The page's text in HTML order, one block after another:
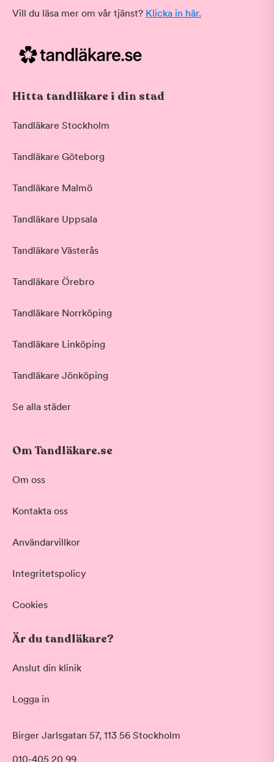
Akut tandvård
Basundersökning
Morgon
Vill du läsa mer om vår tjänst? Klicka in här.
Hitta tandläkare i din stad
Tandläkare Stockholm
Tandläkare Göteborg
Tandläkare Malmö
Tandläkare Uppsala
Tandläkare Västerås
Tandläkare Örebro
Tandläkare Norrköping
Tandläkare Linköping
Tandläkare Jönköping
Se alla städer
Om Tandläkare.se
Om oss
Kontakta oss
Användarvillkor
Integritetspolicy
Cookies
Är du tandläkare?
Anslut din klinik
Logga in
Birger Jarlsgatan 57, 113 56 Stockholm
010-405 20 99